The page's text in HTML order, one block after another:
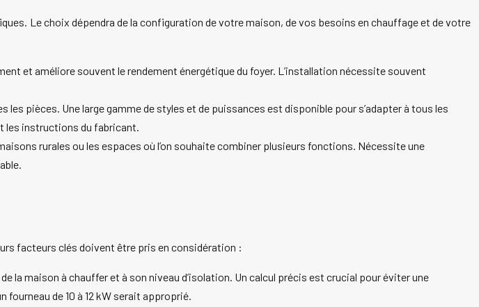
Le choix dépendra de la configuration de votre maison, de vos besoins en chauffage et de votre
et améliore souvent le rendement énergétique du foyer. L’installation nécessite souvent
pièces. Une large gamme de styles et de puissances est disponible pour s’adapter à tous les
les instructions du fabricant.
rurales ou les espaces où l’on souhaite combiner plusieurs fonctions. Nécessite une
facteurs clés doivent être pris en considération :
la maison à chauffer et à son niveau d’isolation. Un calcul précis est crucial pour éviter une
de 10 à 12 kW serait approprié.